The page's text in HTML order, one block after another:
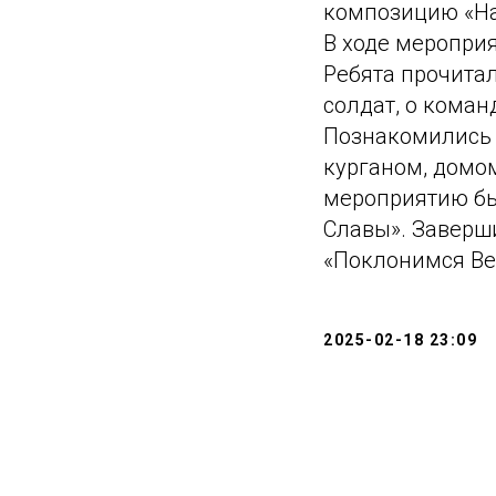
композицию
В ходе
Ребята
солдат, о
курганом,
мероприятию
Славы».
«Поклонимся
2025-02-18 23:09